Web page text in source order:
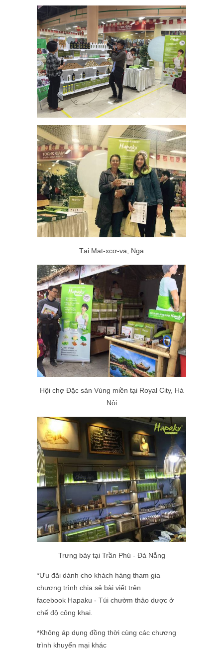
Tại Mat-xcơ-va, Nga
Hội chợ Đặc sản Vùng miền tại Royal City, Hà
Nội
Trưng bày tại Trần Phú - Đà Nẵng
*Ưu đãi dành cho khách hàng tham gia
chương trình chia sẻ bài viết trên
facebook Hapaku - Túi chườm thảo dược ở
chế độ công khai.
*Không áp dụng đồng thời cùng các chương
trình khuyến mại khác